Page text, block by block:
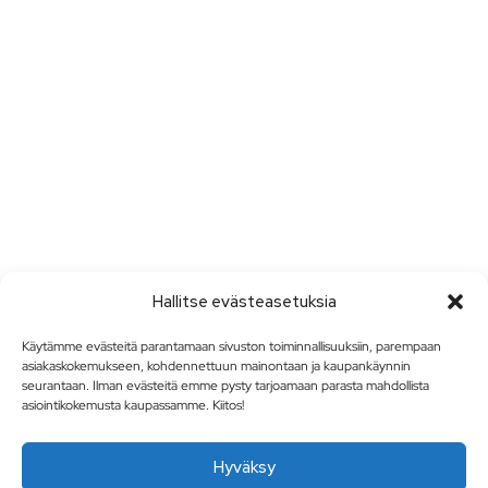
Hallitse evästeasetuksia
Käytämme evästeitä parantamaan sivuston toiminnallisuuksiin, parempaan
asiakaskokemukseen, kohdennettuun mainontaan ja kaupankäynnin
seurantaan. Ilman evästeitä emme pysty tarjoamaan parasta mahdollista
asiointikokemusta kaupassamme. Kiitos!
Hyväksy